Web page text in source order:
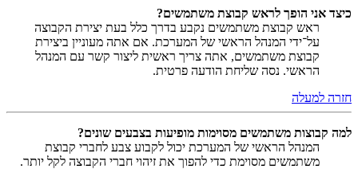
כיצד אני הופך לראש קבוצת משתמשים?
ראש קבוצת משתמשים נקבע בדרך כלל בעת יצירת הקבוצה
על־ידי המנהל הראשי של המערכת. אם אתה מעוניין ביצירת
קבוצת משתמשים, אתה צריך ראשית ליצור קשר עם המנהל
הראשי. נסה שליחת הודעה פרטית.
חזרה למעלה
למה קבוצות משתמשים מסוימות מופיעות בצבעים שונים?
המנהל הראשי של המערכת יכול לקבוע צבע לחברי קבוצת
משתמשים מסוימת כדי להפוך את זיהוי חברי הקבוצה לקל יותר.